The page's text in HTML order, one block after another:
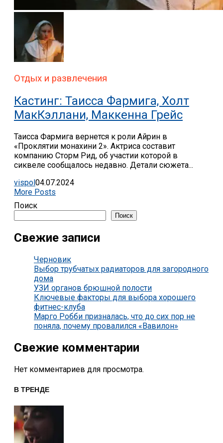
Отдых и развлечения
Кастинг: Таисса Фармига, Холт
МакКэллани, Маккенна Грейс
Таисса Фармига вернется к роли Айрин в
«Проклятии монахини 2». Актриса составит
компанию Сторм Рид, об участии которой в
сиквеле сообщалось недавно. Детали сюжета...
vispol 04.07.2024
More Posts
Поиск
Поиск
Свежие записи
Черновик
Выбор трубчатых радиаторов для загородного
дома
УЗИ органов брюшной полости
Ключевые факторы для выбора хорошего
фитнес-клуба
Марго Робби призналась, что до сих пор не
поняла, почему провалился «Вавилон»
Свежие комментарии
Нет комментариев для просмотра.
В ТРЕНДЕ